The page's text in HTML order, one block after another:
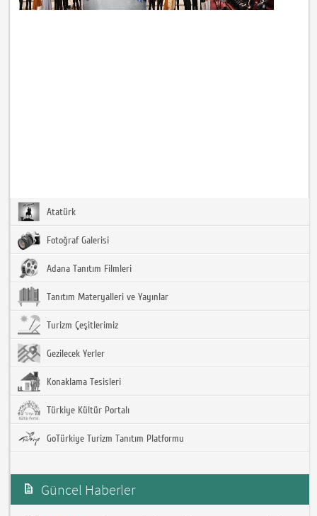
Atatürk
Fotoğraf Galerisi
Adana Tanıtım Filmleri
Tanıtım Materyalleri ve Yayınlar
Turizm Çeşitlerimiz
Gezilecek Yerler
Konaklama Tesisleri
Türkiye Kültür Portalı
GoTürkiye Turizm Tanıtım Platformu
Güncel Haberler